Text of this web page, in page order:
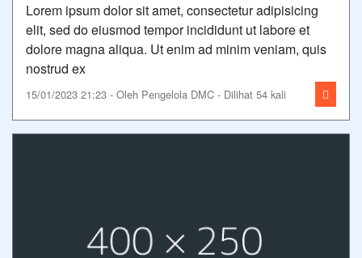
Lorem ipsum dolor sit amet, consectetur adipisicing
elit, sed do eiusmod tempor incididunt ut labore et
dolore magna aliqua. Ut enim ad minim veniam, quis
nostrud ex
15/01/2023 21:23 - Oleh Pengelola DMC - Dilihat 54 kali